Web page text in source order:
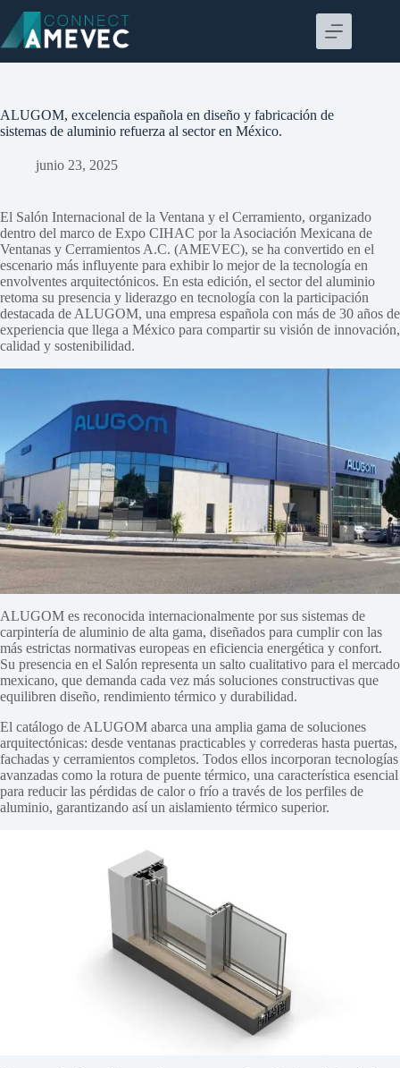
contenido
ALUGOM, excelencia española en diseño y fabricación de
sistemas de aluminio refuerza al sector en México.
junio 23, 2025
El Salón Internacional de la Ventana y el Cerramiento, organizado
dentro del marco de Expo CIHAC por la Asociación Mexicana de
Ventanas y Cerramientos A.C. (AMEVEC), se ha convertido en el
escenario más influyente para exhibir lo mejor de la tecnología en
envolventes arquitectónicos. En esta edición, el sector del aluminio
retoma su presencia y liderazgo en tecnología con la participación
destacada de ALUGOM, una empresa española con más de 30 años de
experiencia que llega a México para compartir su visión de innovación,
calidad y sostenibilidad.
ALUGOM es reconocida internacionalmente por sus sistemas de
carpintería de aluminio de alta gama, diseñados para cumplir con las
más estrictas normativas europeas en eficiencia energética y confort.
Su presencia en el Salón representa un salto cualitativo para el mercado
mexicano, que demanda cada vez más soluciones constructivas que
equilibren diseño, rendimiento térmico y durabilidad.
El catálogo de ALUGOM abarca una amplia gama de soluciones
arquitectónicas: desde ventanas practicables y correderas hasta puertas,
fachadas y cerramientos completos. Todos ellos incorporan tecnologías
avanzadas como la rotura de puente térmico, una característica esencial
para reducir las pérdidas de calor o frío a través de los perfiles de
aluminio, garantizando así un aislamiento térmico superior.